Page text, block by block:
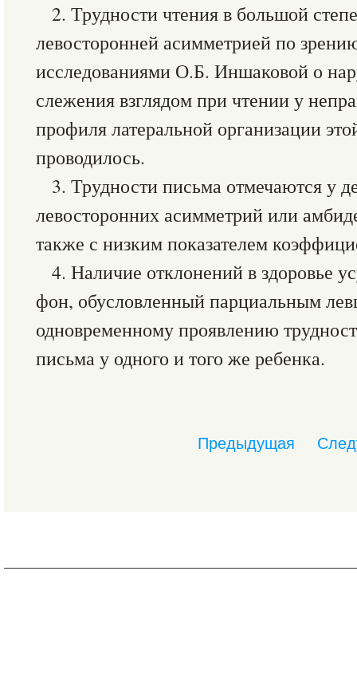
2. Трудности чтения в большой
левосторонней асимметрией по
исследованиями О.Б. Иншаковой о
слежения взглядом при чтении у
профиля латеральной организации
проводилось.
3. Трудности письма отмечаются у
левосторонних асимметрий или
также с низким показателем
4. Наличие отклонений в здоровье
фон, обусловленный парциальным
одновременному проявлению
письма у одного и того же ребенка.
Предыдущая